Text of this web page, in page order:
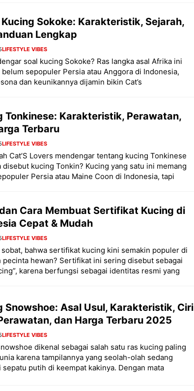
Sokoke: Karakteristik, Sejarah,
Lengkap
LIFESTYLE VIBES
soal kucing Sokoke? Ras langka asal Afrika ini
sepopuler Persia atau Anggora di Indonesia,
dan keunikannya dijamin bikin Cat’s
Tonkinese: Karakteristik, Perawatan,
Terbaru
LIFESTYLE VIBES
Cat’S Lovers mendengar tentang kucing Tonkinese
disebut kucing Tonkin? Kucing yang satu ini memang
Persia atau Maine Coon di Indonesia, tapi
Cara Membuat Sertifikat Kucing di
Cepat & Mudah
LIFESTYLE VIBES
sobat, bahwa sertifikat kucing kini semakin populer di
pecinta hewan? Sertifikat ini sering disebut sebagai
karena berfungsi sebagai identitas resmi yang
Snowshoe: Asal Usul, Karakteristik, Ciri
dan Harga Terbaru 2025
LIFESTYLE VIBES
dikenal sebagai salah satu ras kucing paling
karena tampilannya yang seolah-olah sedang
sepatu putih di keempat kakinya. Dengan mata